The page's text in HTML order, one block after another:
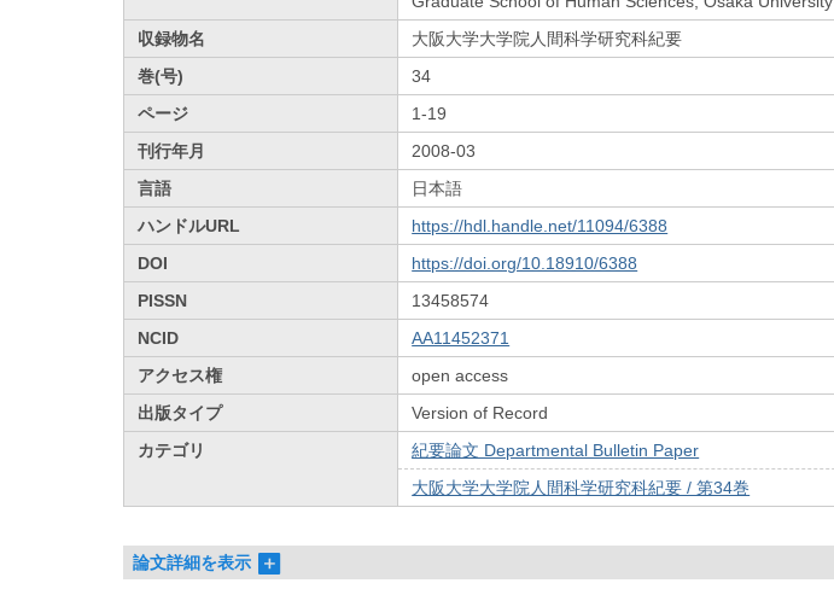
収録物名
大阪大学大学院人間科学研究科紀要
巻(号)
34
ページ
1-19
刊行年月
2008-03
言語
日本語
ハンドルURL
https://hdl.handle.net/11094/6388
DOI
https://doi.org/10.18910/6388
PISSN
13458574
NCID
AA11452371
アクセス権
open access
出版タイプ
Version of Record
カテゴリ
紀要論文 Departmental Bulletin Paper
大阪大学大学院人間科学研究科紀要 / 第34巻
論文詳細を表示